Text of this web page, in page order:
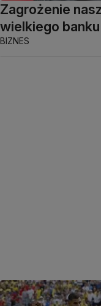
Zagrożenie
wielkiego
BIZNES